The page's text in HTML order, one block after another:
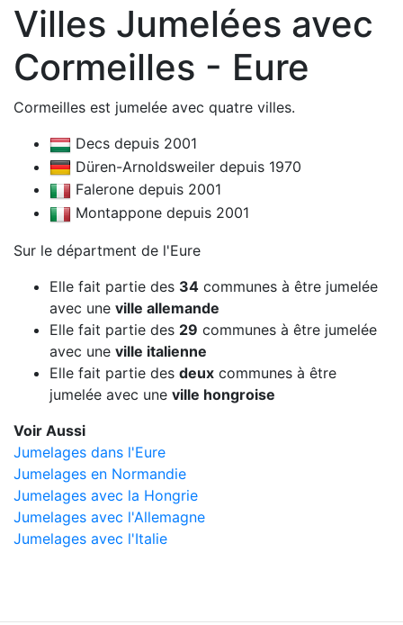
Villes Jumelées avec
Cormeilles - Eure
Cormeilles est jumelée avec quatre villes.
Decs depuis 2001
Düren-Arnoldsweiler depuis 1970
Falerone depuis 2001
Montappone depuis 2001
Sur le départment de l'Eure
Elle fait partie des 34 communes à être jumelée
avec une ville allemande
Elle fait partie des 29 communes à être jumelée
avec une ville italienne
Elle fait partie des deux communes à être
jumelée avec une ville hongroise
Voir Aussi
Jumelages dans l'Eure
Jumelages en Normandie
Jumelages avec la Hongrie
Jumelages avec l'Allemagne
Jumelages avec l'Italie